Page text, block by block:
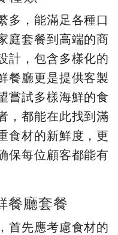
多，能滿足各種口
庭套餐到高端的商
計，包含多樣化的
餐廳更是提供客製
嘗試多樣海鮮的食
，都能在此找到滿
食材的新鮮度，更
保每位顧客都能有
餐廳套餐
首先應考慮食材的